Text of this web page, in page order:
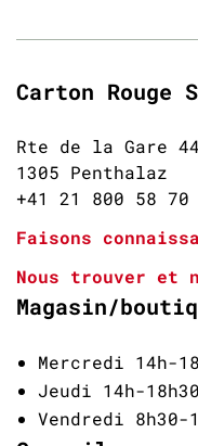
Carton Rouge
Rte de la Gare 44
1305 Penthalaz
+41 21 800 58 70
Faisons
Nous trouver et
Magasin/
Mercredi 14h-
Jeudi 14h-18h30
Vendredi 8h30-